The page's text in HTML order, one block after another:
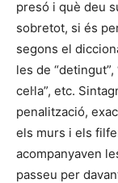
presó i què deu
sobretot, si és
segons el
les de
cel·la”, etc.
penalització,
els murs i els
acompanyaven
passeu per